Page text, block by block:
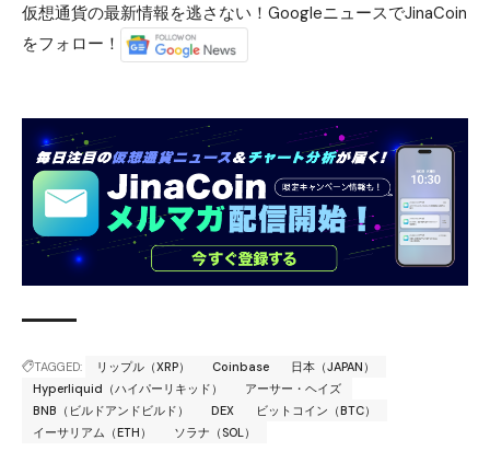
仮想通貨の最新情報を逃さない！GoogleニュースでJinaCoin
をフォロー！
TAGGED: リップル（XRP） Coinbase
日本（JAPAN）
Hyperliquid（ハイパーリキッド）
アーサー・ヘイズ
BNB（ビルドアンドビルド）
DEX
ビットコイン（BTC）
イーサリアム（ETH）
ソラナ（SOL）